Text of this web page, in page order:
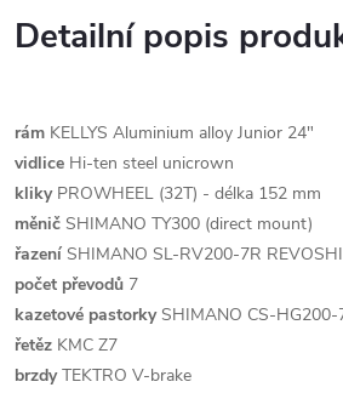
Detailní popis
rám KELLYS Aluminium alloy Junior 24"
vidlice Hi-ten steel unicrown
klikyPROWHEEL (32T) - délka 152 mm
měnič SHIMANO TY300 (direct mount)
řazení SHIMANO SL-RV200-7R
počet převodů 7
kazetové pastorkySHIMANO CS-HG200-
řetěz KMC Z7
brzdyTEKTRO V-brake